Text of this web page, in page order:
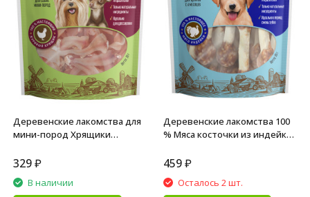
Деревенские лакомства для
мини-пород Хрящики
329₽
В наличии
Деревенские лакомства 100
% Мяса косточки из индейки
459 ₽
Осталось 2 шт.